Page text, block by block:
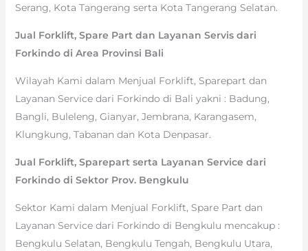
Serang, Kota Tangerang serta Kota Tangerang Selatan.
Jual Forklift, Spare Part dan Layanan Servis dari
Forkindo di Area Provinsi Bali
Wilayah Kami dalam Menjual Forklift, Sparepart dan
Layanan Service dari Forkindo di Bali yakni : Badung,
Bangli, Buleleng, Gianyar, Jembrana, Karangasem,
Klungkung, Tabanan dan Kota Denpasar.
Jual Forklift, Sparepart serta Layanan Service dari
Forkindo di Sektor Prov. Bengkulu
Sektor Kami dalam Menjual Forklift, Spare Part dan
Layanan Service dari Forkindo di Bengkulu mencakup :
Bengkulu Selatan, Bengkulu Tengah, Bengkulu Utara,